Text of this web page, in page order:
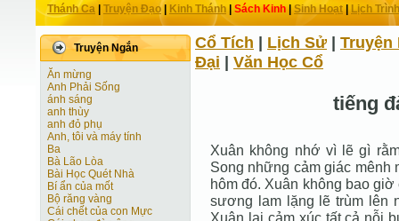
Thánh Ca Truyện Ðạo| Kinh Thánh Sách Kinh|Sinh Hoạt| Lịch Trình
Truyện Ngắn
Ăn mừng
Anh Phải Sống
ánh sáng
anh thùy
anh đỏ phụ
Anh, tôi và máy tính
Ba
Bà Lão Lòa
Bài Học Quét Nhà
Bí ẩn của mốt
Bộ răng vàng
Cái chết của con Mực
Cổ Tích Lịch Sử
Truyện
Ðại
Văn Học Cổ
tiếng
Xuân không nhớ vì lẽ gì
Song những cảm giác mênh
hôm đó. Xuân không bao
sương lam lặng lẽ trùm lên
Xuân lại cảm xúc tất cả nỗi